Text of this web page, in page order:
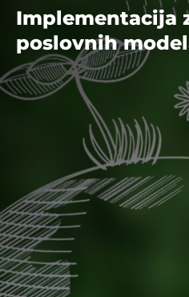
Implementacija
poslovnih